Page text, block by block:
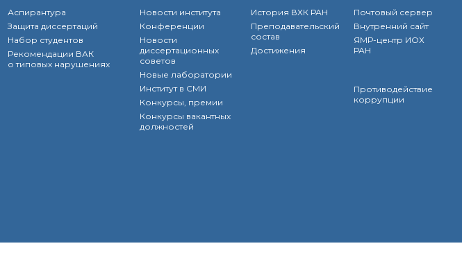
Аспирантура
Защита диссертаций
Набор студентов
Рекомендации ВАК
о типовых нарушениях
Новости института
Конференции
Новости
диссертационных
советов
Новые лаборатории
Институт в СМИ
Конкурсы, премии
Конкурсы вакантных
должностей
История ВХК РАН
Преподавательский
состав
Достижения
Почтовый сервер
Внутренний сайт
ЯМР-центр ИОХ
РАН
Противодействие
коррупции